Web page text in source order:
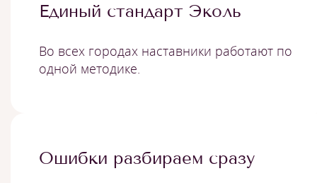
Единый стандарт Эколь
Во всех городах наставники работают по
одной методике.
Ошибки разбираем сразу